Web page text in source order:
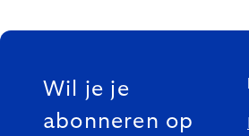
FOOTER
Wil je je
abonneren op